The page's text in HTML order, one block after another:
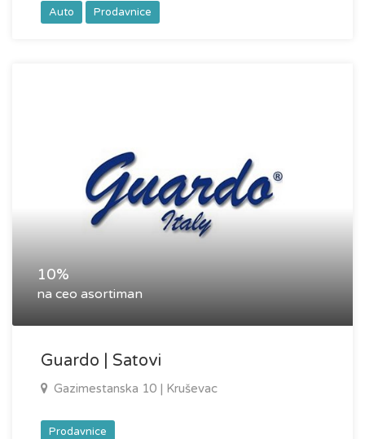
Auto Prodavnice
10%
na ceo asortiman
Guardo | Satovi
Gazimestanska 10 | Kruševac
Prodavnice